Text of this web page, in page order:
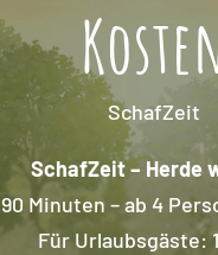
SchafZeit
SchafZeit – Herde
90 Minuten – ab 4
Für Urlaubsgäste: